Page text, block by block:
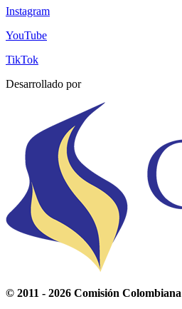
Instagram
YouTube
TikTok
Desarrollado por
© 2011 - 2026 Comisión